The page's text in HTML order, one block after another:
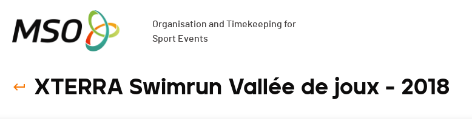
Organisation and Timekeeping for
Sport Events
XTERRA Swimrun Vallée de joux - 2018